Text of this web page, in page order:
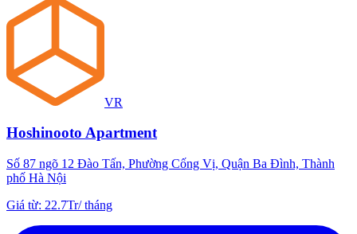
VR
Hoshinooto Apartment
Số 87 ngõ 12 Đào Tấn, Phường Cống Vị, Quận Ba Đình, Thành
phố Hà Nội
Giá từ: 22.7Tr/tháng